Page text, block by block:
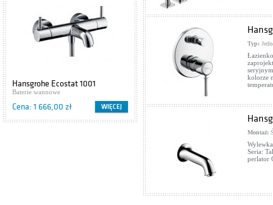
Hansgrohe Ecostat 1001
13284000
Baterie wannowe
Cena: 1 666,00 zł WIĘCEJ
Typ:
kolorze
Montaż:
Seria:
perlator